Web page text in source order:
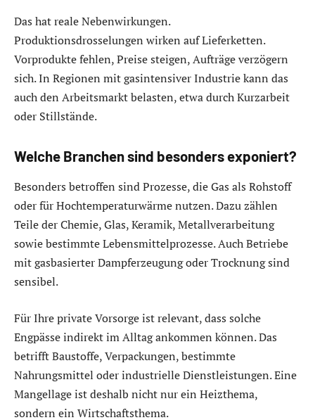
Das hat reale Nebenwirkungen.
Produktionsdrosselungen wirken auf Lieferketten.
Vorprodukte fehlen, Preise steigen, Aufträge verzögern
sich. In Regionen mit gasintensiver Industrie kann das
auch den Arbeitsmarkt belasten, etwa durch Kurzarbeit
oder Stillstände.
Welche Branchen sind besonders exponiert?
Besonders betroffen sind Prozesse, die Gas als Rohstoff
oder für Hochtemperaturwärme nutzen. Dazu zählen
Teile der Chemie, Glas, Keramik, Metallverarbeitung
sowie bestimmte Lebensmittelprozesse. Auch Betriebe
mit gasbasierter Dampferzeugung oder Trocknung sind
sensibel.
Für Ihre private Vorsorge ist relevant, dass solche
Engpässe indirekt im Alltag ankommen können. Das
betrifft Baustoffe, Verpackungen, bestimmte
Nahrungsmittel oder industrielle Dienstleistungen. Eine
Mangellage ist deshalb nicht nur ein Heizthema,
sondern ein Wirtschaftsthema.